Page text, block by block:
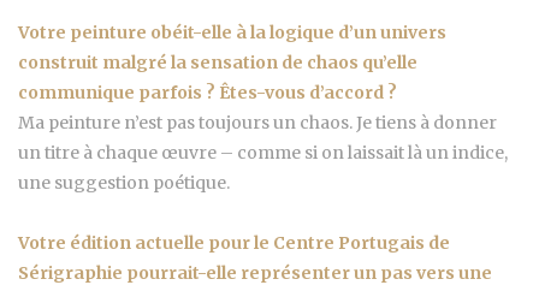
Votre peinture obéit-elle à la logique d’un univers
construit malgré la sensation de chaos qu’elle
communique parfois ? Êtes-vous d’accord ?
Ma peinture n’est pas toujours un chaos. Je tiens à donner
un titre à chaque œuvre – comme si on laissait là un indice,
une suggestion poétique.
Votre édition actuelle pour le Centre Portugais de
Sérigraphie pourrait-elle représenter un pas vers une